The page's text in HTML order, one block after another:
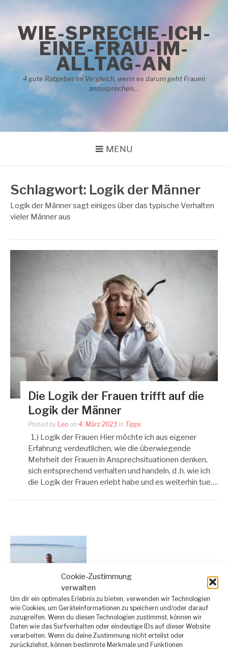
Cookie-Zustimmung
verwalten
Um dir ein optimales Erlebnis zu bieten, verwenden wir Technologien
wie Cookies, um Geräteinformationen zu speichern und/oder darauf
zuzugreifen. Wenn du diesen Technologien zustimmst, können wir
Daten wie das Surfverhalten oder eindeutige IDs auf dieser Website
verarbeiten. Wenn du deine Zustimmung nicht erteilst oder
zurückziehst, können bestimmte Merkmale und Funktionen
contentWIE-SPRECHE-ICH-
EINE-FRAU-IM-
ALLTAG-AN
4 gute Ratgeber im Vergleich, wenn es darum geht Frauen
anzusprechen…
MENU
Schlagwort: Logik der Männer
Logik der Männer sagt einiges über das typische Verhalten
vieler Männer aus
Die Logik der Frauen trifft auf die
Logik der Männer
Posted by Leo on 4. März 2023 in Tipps
1.) Logik der Frauen Hier möchte ich aus eigener
Erfahrung verdeutlichen, wie die überwiegende
Mehrheit der Frauen in Ansprechsituationen denken,
sich entsprechend verhalten und handeln, d .h. wie ich
die Logik der Frauen erlebt habe und es weiterhin tue….
Hallo, ich bin Leo.